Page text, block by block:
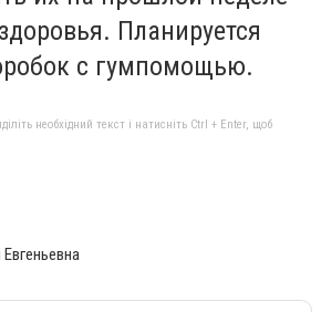
Планируется
с гумпомощью.
необхідний текст і натисніть Ctrl + Enter, щоб